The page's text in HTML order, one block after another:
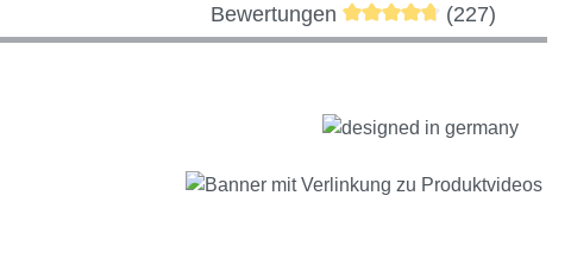
Bewertungen Durchschnittliche
(227)